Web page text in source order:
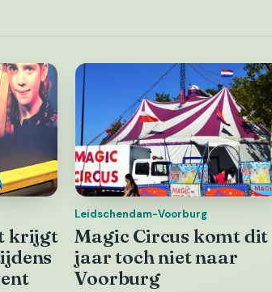
krijgt
Leidschendam-Voorburg
Magic Circus komt dit
jaar toch niet naar
Voorburg